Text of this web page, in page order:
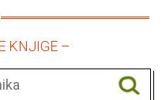
KNJIGE –